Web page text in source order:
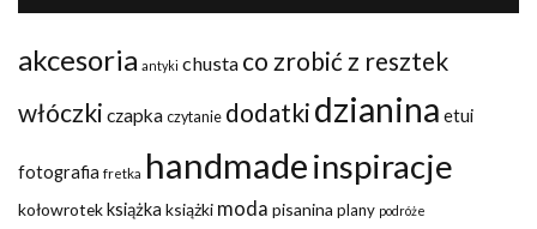
akcesoria antyki chusta co zrobić z resztek
włóczki czapka czytanie dodatki dzianina etui
fotografia fretka handmadeinspiracje
kołowrotekksiążka książki moda pisanina plany podróże